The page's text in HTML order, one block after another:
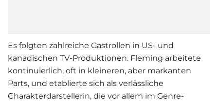
Es folgten zahlreiche Gastrollen in US- und
kanadischen TV-Produktionen. Fleming arbeitete
kontinuierlich, oft in kleineren, aber markanten
Parts, und etablierte sich als verlässliche
Charakterdarstellerin, die vor allem im Genre-